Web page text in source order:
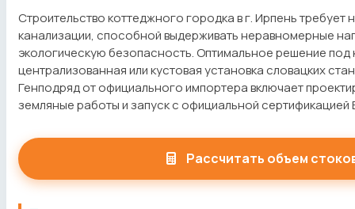
Строительство коттеджного городка в г. Ирпень требует
канализации, способной выдерживать неравномерные
экологическую безопасность. Оптимальное решение
централизованная или кустовая установка словацких
Генподряд от официального импортера включает
земляные работы и запуск с официальной сертификацией
Рассчитать объем